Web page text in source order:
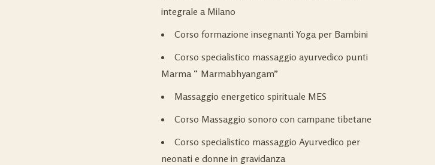
integrale a Milano
Corso formazione insegnanti Yoga per Bambini
Corso specialistico massaggio ayurvedico punti
Marma “ Marmabhyangam”
Massaggio energetico spirituale MES
Corso Massaggio sonoro con campane tibetane
Corso specialistico massaggio Ayurvedico per
neonati e donne in gravidanza